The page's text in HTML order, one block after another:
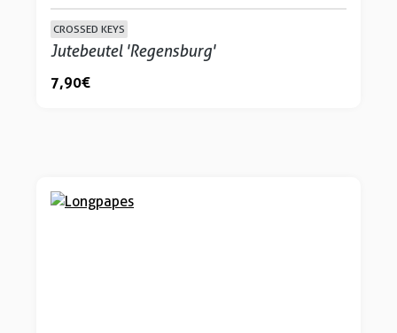
CROSSED KEYS
Jutebeutel 'Regensburg'
7,90 €